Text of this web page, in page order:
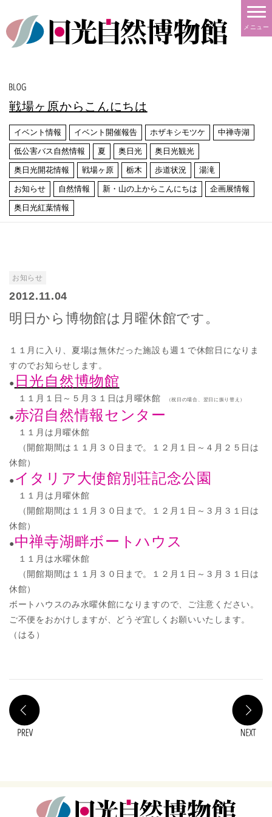
メニュー
戦場ヶ原からこんにちは
イベント情報 イベント開催報告 ホザキシモツケ 中禅寺湖
低公害バス自然情報 夏 奥日光 奥日光観光
奥日光開花情報 戦場ヶ原 栃木 歩道状況 湯滝
お知らせ 自然情報 新・山の上からこんにちは 企画展情報
奥日光紅葉情報
お知らせ
2012.11.04
明日から博物館は月曜休館です。
１１月に入り、夏場は無休だった施設も週１で休館日になりま
すのでお知らせします。
● 日光自然博物館
１１月１日～５月３１日は月曜休館 （祝日の場合、翌日に振り替え）
●赤沼自然情報センター
１１月は月曜休館
（開館期間は１１月３０日まで。１２月１日～４月２５日は
休館）
●イタリア大使館別荘記念公園
１１月は月曜休館
（開館期間は１１月３０日まで。１２月１日～３月３１日は
休館）
●中禅寺湖畔ボートハウス
１１月は水曜休館
（開館期間は１１月３０日まで。１２月１日～３月３１日は
休館）
ボートハウスのみ水曜休館になりますので、ご注意ください。
ご不便をおかけしますが、どうぞ宜しくお願いいたします。
（はる）